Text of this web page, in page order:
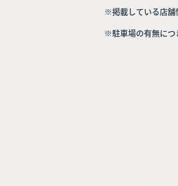
※掲載している店舗
※駐車場の有無につ